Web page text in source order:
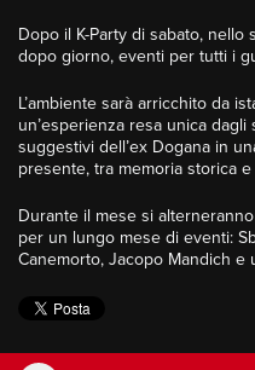
Dopo il K-Party di sabato,
dopo giorno, eventi per tutti i
L’ambiente sarà arricchito da
un’esperienza resa unica
suggestivi dell’ex Dogana in
presente, tra memoria storica
Durante il mese si
per un lungo mese di eventi:
Canemorto, Jacopo Mandich e